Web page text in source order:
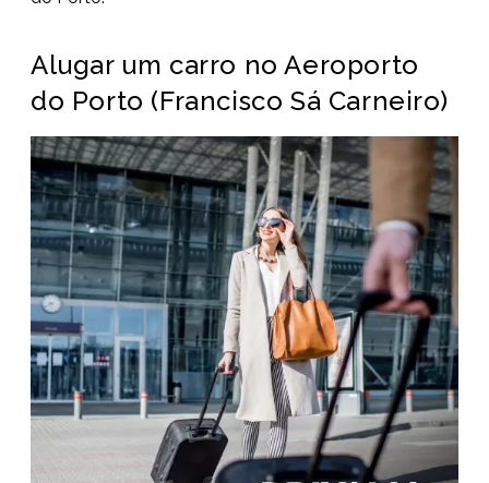
Alugar um carro no Aeroporto
do Porto (Francisco Sá Carneiro)